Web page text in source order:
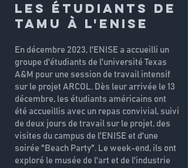
Les Étudiants de
TAMU à l'ENISE
En décembre 2023, l'ENISE a accueilli un
groupe d'étudiants de l'université Texas
A&M pour une session de travail intensif
sur le projet ARCOL. Dès leur arrivée le 13
décembre, les étudiants américains ont
été accueillis avec un repas convivial, suivi
de deux jours de travail sur le projet, des
visites du campus de l'ENISE et d'une
soirée "Beach Party". Le week-end, ils ont
exploré le musée de l'art et de l'industrie